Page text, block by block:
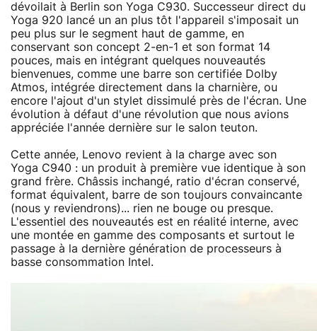
dévoilait à Berlin son Yoga C930. Successeur direct du
Yoga 920 lancé un an plus tôt l'appareil s'imposait un
peu plus sur le segment haut de gamme, en
conservant son concept 2-en-1 et son format 14
pouces, mais en intégrant quelques nouveautés
bienvenues, comme une barre son certifiée Dolby
Atmos, intégrée directement dans la charnière, ou
encore l'ajout d'un stylet dissimulé près de l'écran. Une
évolution à défaut d'une révolution que nous avions
appréciée l'année dernière sur le salon teuton.
Cette année, Lenovo revient à la charge avec son
Yoga C940 : un produit à première vue identique à son
grand frère. Châssis inchangé, ratio d'écran conservé,
format équivalent, barre de son toujours convaincante
(nous y reviendrons)... rien ne bouge ou presque.
L'essentiel des nouveautés est en réalité interne, avec
une montée en gamme des composants et surtout le
passage à la dernière génération de processeurs à
basse consommation Intel.